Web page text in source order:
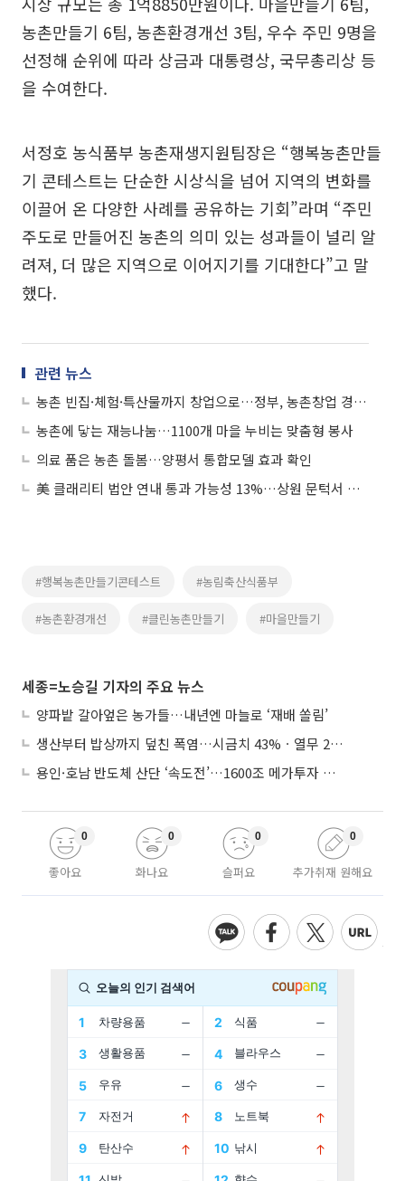
농촌만들기 6팀, 농촌환경개선 3팀, 우수 주민 9명을
선정해 순위에 따라 상금과 대통령상, 국무총리상 등
을 수여한다.
서정호 농식품부 농촌재생지원팀장은 “행복농촌만들
기 콘테스트는 단순한 시상식을 넘어 지역의 변화를
이끌어 온 다양한 사례를 공유하는 기회”라며 “주민
주도로 만들어진 농촌의 의미 있는 성과들이 널리 알
려져, 더 많은 지역으로 이어지기를 기대한다”고 말
했다.
관련 뉴스
농촌 빈집·체험·특산물까지 창업으로…정부, 농촌창업 경진대회 개최
농촌에 닿는 재능나눔…1100개 마을 누비는 맞춤형 봉사
의료 품은 농촌 돌봄…양평서 통합모델 효과 확인
美 클래리티 법안 연내 통과 가능성 13%…상원 문턱서 제동
#행복농촌만들기콘테스트 #농림축산식품부
#농촌환경개선 #클린농촌만들기 #마을만들기
세종=노승길 기자의 주요 뉴스
양파밭 갈아엎은 농가들…내년엔 마늘로 ‘재배 쏠림’
생산부터 밥상까지 덮친 폭염…시금치 43%ㆍ열무 28% 급등
용인·호남 반도체 산단 ‘속도전’…1600조 메가투자 이행 총력
좋아요
0
화나요
0
슬퍼요
0
추가취재 원해요
0